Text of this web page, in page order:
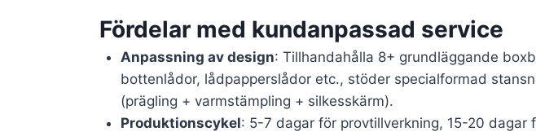
Fördelar med kundanpassad service
Anpassning av design: Tillhandahålla 8+ grundläggande
bottenlådor, lådpapperslådor etc., stöder specialformad
(prägling + varmstämpling + silkesskärm).
Produktionscykel: 5-7 dagar för provtillverkning, 15-20